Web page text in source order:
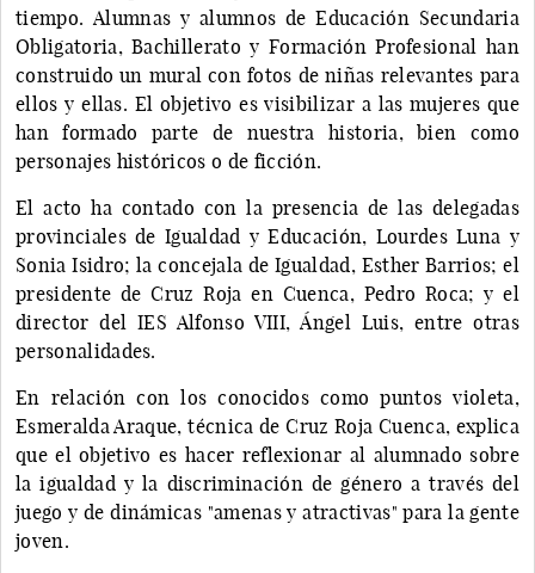
tiempo. Alumnas y alumnos de Educación Secundaria
Obligatoria, Bachillerato y Formación Profesional han
construido un mural con fotos de niñas relevantes para
ellos y ellas. El objetivo es visibilizar a las mujeres que
han formado parte de nuestra historia, bien como
personajes históricos o de ficción.
El acto ha contado con la presencia de las delegadas
provinciales de Igualdad y Educación, Lourdes Luna y
Sonia Isidro; la concejala de Igualdad, Esther Barrios; el
presidente de Cruz Roja en Cuenca, Pedro Roca; y el
director del IES Alfonso VIII, Ángel Luis, entre otras
personalidades.
En relación con los conocidos como puntos violeta,
Esmeralda Araque, técnica de Cruz Roja Cuenca, explica
que el objetivo es hacer reflexionar al alumnado sobre
la igualdad y la discriminación de género a través del
juego y de dinámicas "amenas y atractivas" para la gente
joven.